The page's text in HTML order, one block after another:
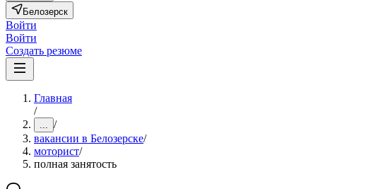
Белозерск
Войти
Войти
Создать резюме
Главная
/
... /
вакансии в Белозерске/
моторист/
полная занятость